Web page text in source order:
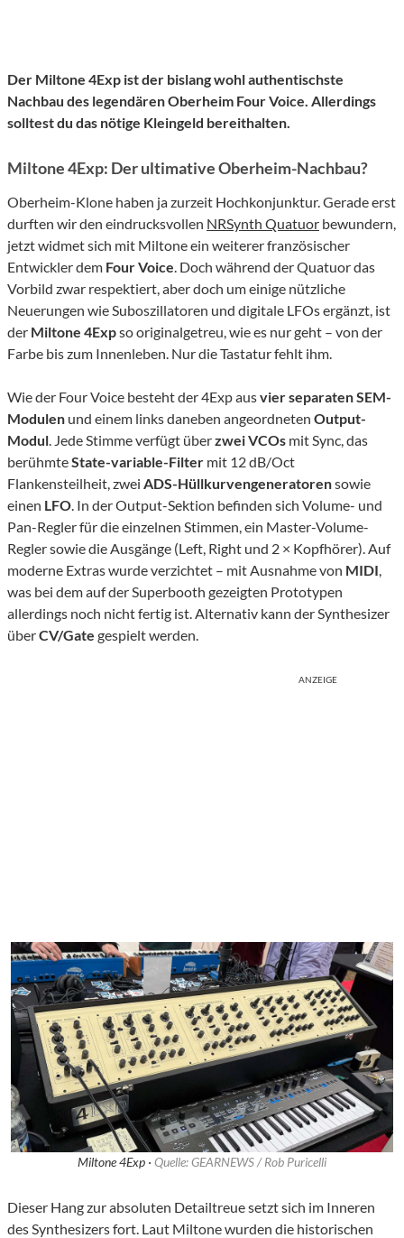
Der Miltone 4Exp ist der bislang wohl authentischste
Nachbau des legendären Oberheim Four Voice. Allerdings
solltest du das nötige Kleingeld bereithalten.
Miltone 4Exp: Der ultimative Oberheim-Nachbau?
Oberheim-Klone haben ja zurzeit Hochkonjunktur. Gerade erst
durften wir den eindrucksvollen NRSynth Quatuor bewundern,
jetzt widmet sich mit Miltone ein weiterer französischer
Entwickler dem Four Voice . Doch während der Quatuor das
Vorbild zwar respektiert, aber doch um einige nützliche
Neuerungen wie Suboszillatoren und digitale LFOs ergänzt, ist
der Miltone 4Expso originalgetreu, wie es nur geht – von der
Farbe bis zum Innenleben. Nur die Tastatur fehlt ihm.
Wie der Four Voice besteht der 4Exp ausvier separaten SEM-
Modulen und einem links daneben angeordneten Output-
Modul . Jede Stimme verfügt überzwei VCOs mit Sync, das
berühmteState-variable-Filter mit 12 dB/Oct
Flankensteilheit, zwei ADS-Hüllkurvengeneratorensowie
einen LFO . In der Output-Sektion befinden sich Volume- und
Pan-Regler für die einzelnen Stimmen, ein Master-Volume-
Regler sowie die Ausgänge (Left, Right und 2 × Kopfhörer). Auf
moderne Extras wurde verzichtet – mit Ausnahme von MIDI
was bei dem auf der Superbooth gezeigten Prototypen
allerdings noch nicht fertig ist. Alternativ kann der Synthesizer
überCV/Gate gespielt werden.
ANZEIGE
Miltone 4Exp · Quelle: GEARNEWS / Rob Puricelli
Dieser Hang zur absoluten Detailtreue setzt sich im Inneren
des Synthesizers fort. Laut Miltone wurden die historischen